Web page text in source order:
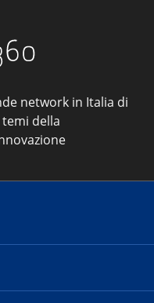
network in Italia di
della